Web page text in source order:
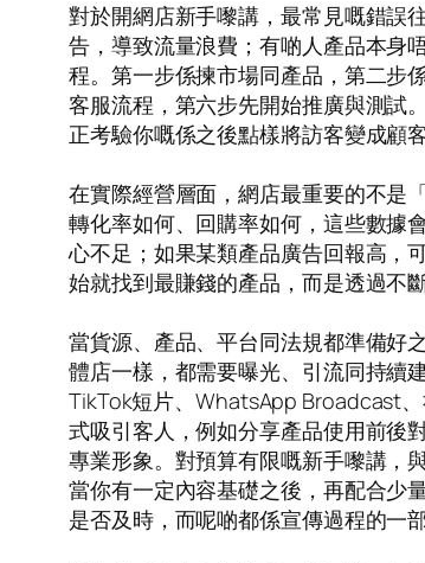
對於開網店新手嚟講，最常見嘅錯誤
告，導致流量浪費；有啲人產品本身
程。第一步係揀市場同產品，第二步
客服流程，第六步先開始推廣與測試
正考驗你嘅係之後點樣將訪客變成顧
在實際經營層面，網店最重要的不是
轉化率如何、回購率如何，這些數據
心不足；如果某類產品廣告回報高，
始就找到最賺錢的產品，而是透過不
當貨源、產品、平台同法規都準備好
體店一樣，都需要曝光、引流同持續
TikTok短片、WhatsApp Broadcast
式吸引客人，例如分享產品使用前後
專業形象。對預算有限嘅新手嚟講，
當你有一定內容基礎之後，再配合少
是否及時，而呢啲都係宣傳過程的一部